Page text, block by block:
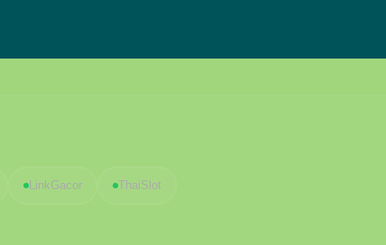
LinkGacor ThaiSlot